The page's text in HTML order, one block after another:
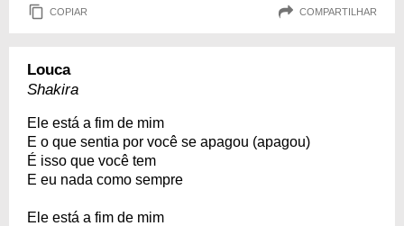
COPIAR COMPARTILHAR
Louca
Shakira
Ele está a fim de mim
E o que sentia por você se apagou (apagou)
É isso que você tem
E eu nada como sempre
Ele está a fim de mim